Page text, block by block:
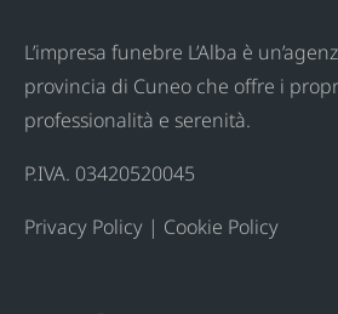
L’impresa funebre L’Alba è
provincia di Cuneo che offre i
professionalità e serenità.
P.IVA. 03420520045
Privacy Policy | Cookie Policy